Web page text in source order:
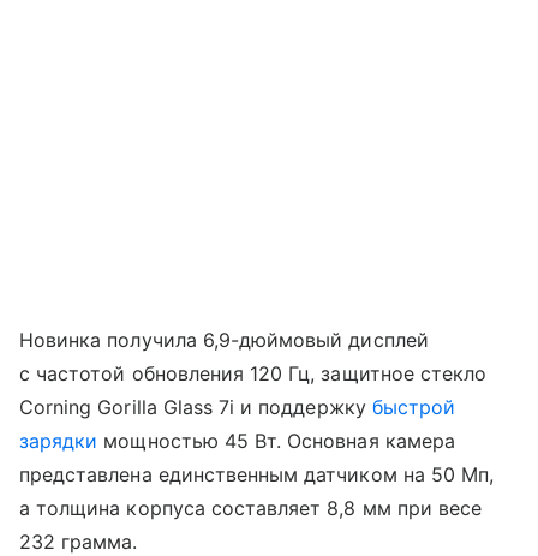
Новинка получила 6,9-дюймовый дисплей
с частотой обновления 120 Гц, защитное стекло
Corning Gorilla Glass 7i и поддержку быстрой
зарядки мощностью 45 Вт. Основная камера
представлена единственным датчиком на 50 Мп,
а толщина корпуса составляет 8,8 мм при весе
232 грамма.